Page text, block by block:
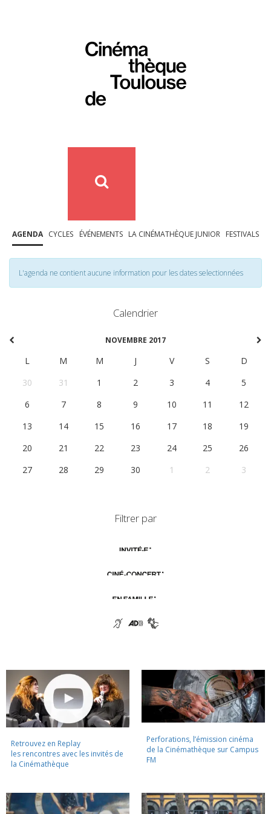
AGENDA CYCLES ÉVÉNEMENTS LA CINÉMATHÈQUE JUNIOR FESTIVALS
L'agenda ne contient aucune information pour les dates selectionnées
Calendrier
NOVEMBRE 2017
L M M J V S
D
30
31 1 2 3 4
5
6
7 8 9 10 11
12
13
14 15 16 17 18
19
20
21 22 23 24 25
26
27
28 29 30 1 2 3
Filtrer par
Retrouvez en Replay
les rencontres avec les invités de
la Cinémathèque
Perforations, l’émission cinéma
de la Cinémathèque sur Campus
FM